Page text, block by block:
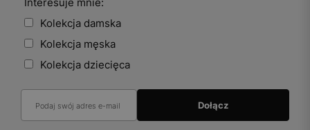
Kolekcja damska
Kolekcja męska
Kolekcja dziecięca